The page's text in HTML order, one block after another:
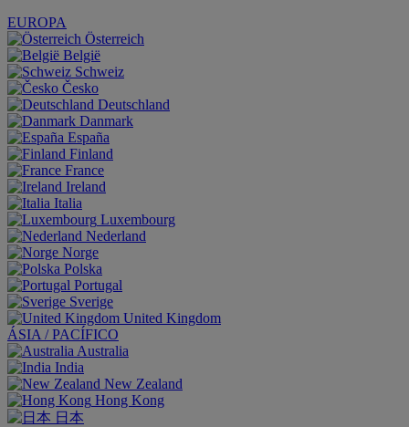
EUROPA
Österreich
België
Schweiz
Česko
Deutschland
Danmark
España
Finland
France
Ireland
Italia
Luxembourg
Nederland
Norge
Polska
Portugal
Sverige
United Kingdom
ÁSIA / PACÍFICO
Australia
India
New Zealand
Hong Kong
日本